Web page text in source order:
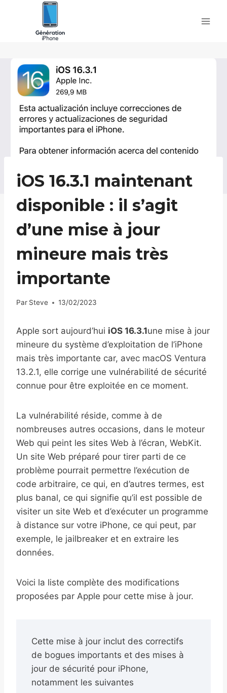
iOS 16.3.1 maintenant
disponible : il s’agit
d’une mise à jour
mineure mais très
importante
Par Steve 13/02/2023
Apple sort aujourd’hui iOS 16.3.1une mise à jour
mineure du système d’exploitation de l’iPhone
mais très importante car, avec macOS Ventura
13.2.1, elle corrige une vulnérabilité de sécurité
connue pour être exploitée en ce moment.
La vulnérabilité réside, comme à de
nombreuses autres occasions, dans le moteur
Web qui peint les sites Web à l’écran, WebKit.
Un site Web préparé pour tirer parti de ce
problème pourrait permettre l’exécution de
code arbitraire, ce qui, en d’autres termes, est
plus banal, ce qui signifie qu’il est possible de
visiter un site Web et d’exécuter un programme
à distance sur votre iPhone, ce qui peut, par
exemple, le jailbreaker et en extraire les
données.
Voici la liste complète des modifications
proposées par Apple pour cette mise à jour.
Cette mise à jour inclut des correctifs
de bogues importants et des mises à
jour de sécurité pour iPhone,
notamment les suivantes